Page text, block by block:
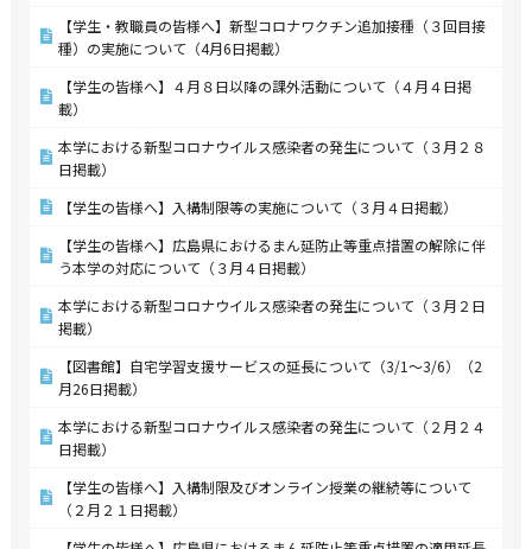
【学生・教職員の皆様へ】新型コロナワクチン追加接種（３回目接
種）の実施について（4月6日掲載）
【学生の皆様へ】４月８日以降の課外活動について（４月４日掲
載）
本学における新型コロナウイルス感染者の発生について（３月２８
日掲載）
【学生の皆様へ】入構制限等の実施について（３月４日掲載）
【学生の皆様へ】広島県におけるまん延防止等重点措置の解除に伴
う本学の対応について（３月４日掲載）
本学における新型コロナウイルス感染者の発生について（３月２日
掲載）
【図書館】自宅学習支援サービスの延長について（3/1～3/6）（2
月26日掲載）
本学における新型コロナウイルス感染者の発生について（２月２４
日掲載）
【学生の皆様へ】入構制限及びオンライン授業の継続等について
（２月２１日掲載）